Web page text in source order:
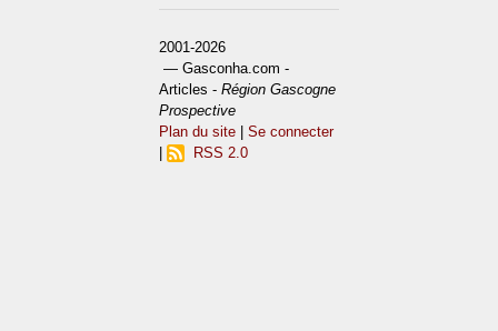
2001-2026
— Gasconha.com -
Articles -Région Gascogne
Prospective
Plan du site |Se connecter
RSS 2.0